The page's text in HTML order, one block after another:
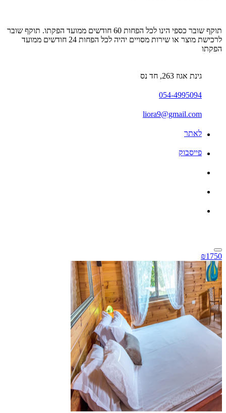
תוקף שובר כספי הינו לכל הפחות 60 חודשים ממועד הפקתו. תוקף שובר
לרכישת מוצר או שירות מסויים יהיה לכל הפחות 24 חודשים ממועד
הפקתו
גינת אגוז 263, חד נס
054-4995094
liora9@gmail.com
לאתר
פייסבוק
₪1750